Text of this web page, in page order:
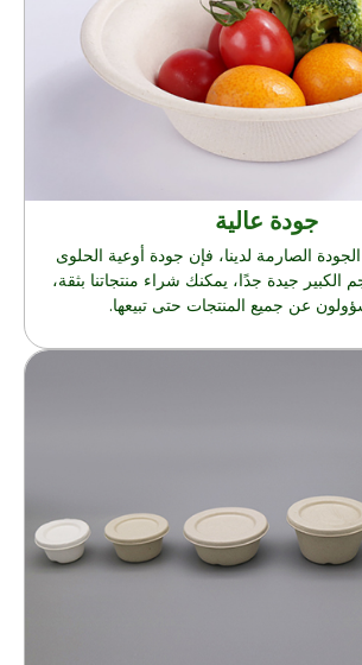
جودة عالية
الصارمة لدينا، فإن جودة أوعية الحلوى
الكبير جيدة جدًا، يمكنك شراء منتجاتنا بثقة،
عن جميع المنتجات حتى تبيعها.